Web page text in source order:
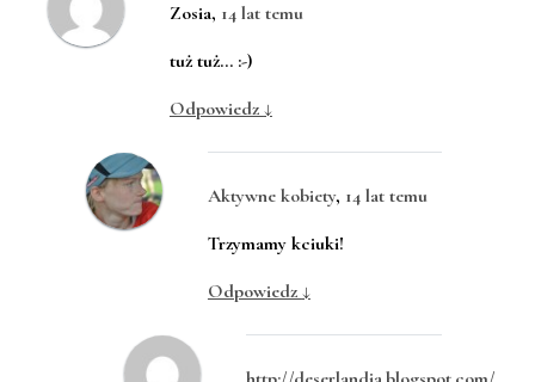
Zosia, 14 lat temu
tuż tuż… :-)
Odpowiedz ↓
Aktywne kobiety, 14 lat temu
Trzymamy kciuki!
Odpowiedz ↓